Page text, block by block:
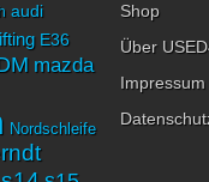
audi
E36
mazda
Nordschleife
Shop
Über
Impressum